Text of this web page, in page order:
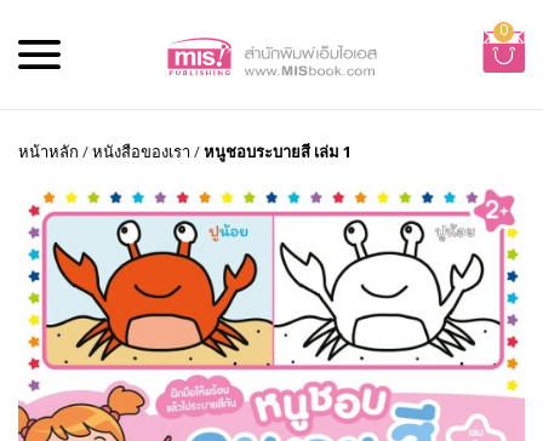
0
หน้าหลัก /หนังสือของเรา /หนูชอบระบายสี เล่ม 1